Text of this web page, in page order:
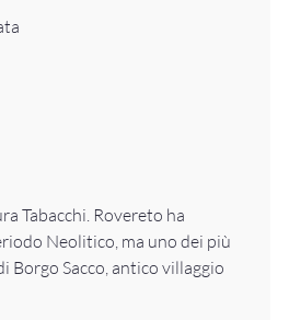
Tabacchi. Rovereto ha
Neolitico, ma uno dei più
Sacco, antico villaggio